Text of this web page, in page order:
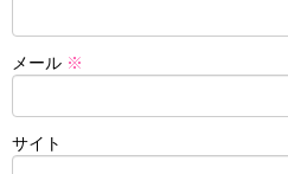
メール ※
サイト